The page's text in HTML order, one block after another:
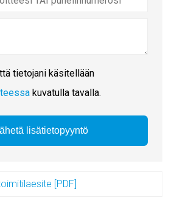
tietojani käsitellään
kuvatulla tavalla.
[PDF]